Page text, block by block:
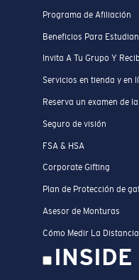
Programa de Afiliación
Beneficios Para
Invita A Tu Grupo Y
Servicios en tienda y en
Reserva un examen de
Seguro de visión
FSA & HSA
Corporate Gifting
Plan de Protección de
Asesor de Monturas
Cómo Medir La
INSIDE